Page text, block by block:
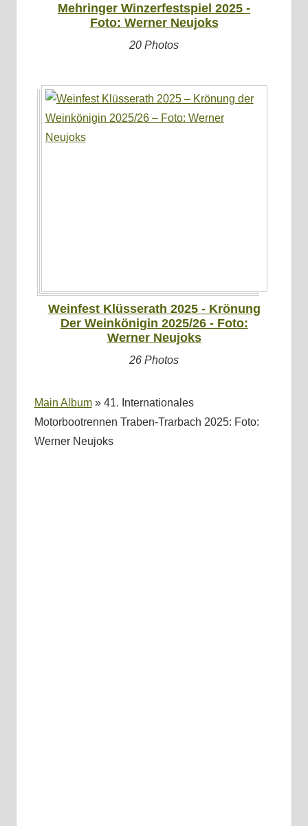
Mehringer Winzerfestspiel 2025 -
Foto: Werner Neujoks
20 Photos
Weinfest Klüsserath 2025 - Krönung
Der Weinkönigin 2025/26 - Foto:
Werner Neujoks
26 Photos
Main Album» 41. Internationales
Motorbootrennen Traben-Trarbach 2025: Foto:
Werner Neujoks